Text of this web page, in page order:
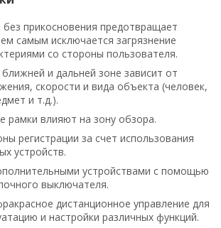
прикосновения предотвращает
самым исключается загрязнение
со стороны пользователя.
ближней и дальней зоне зависит от
скорости и вида объекта (человек,
и т.д.).
рамки влияют на зону обзора.
регистрации за счет использования
устройств.
устройствами с помощью
выключателя.
дистанционное управление для
и настройки различных функций.